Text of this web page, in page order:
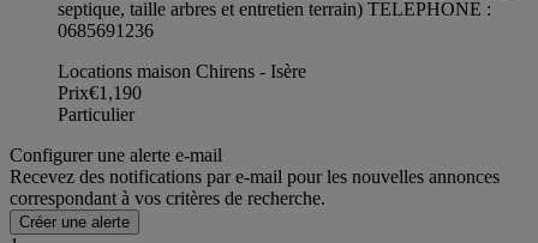
septique, taille arbres et entretien terrain) TELEPHONE :
0685691236
Locations maison Chirens - Isère
Prix€1,190
Particulier
Configurer une alerte e-mail
Recevez des notifications par e-mail pour les nouvelles annonces
correspondant à vos critères de recherche.
Créer une alerte